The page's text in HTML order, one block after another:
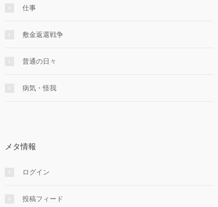
仕事
敷金返還戦争
普通の日々
病気・怪我
メタ情報
ログイン
投稿フィード